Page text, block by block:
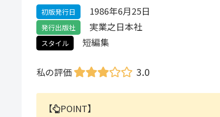
初版発行日 1986年6月25日
発行出版社 実業之日本社
スタイル 短編集
私の評価 3.0
【
POINT】